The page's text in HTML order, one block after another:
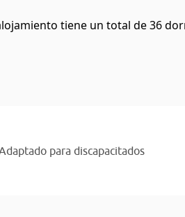
tiene un total de 36
para discapacitados